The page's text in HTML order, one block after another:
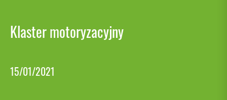
Klaster motoryzacyjny
15/01/2021